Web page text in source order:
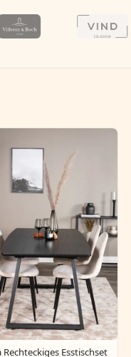
Rechteckiges Esstischset